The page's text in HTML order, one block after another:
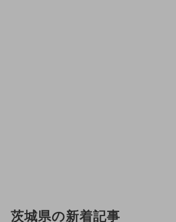
ご当地グルメ・限定メニュー
茨城県の新着記事